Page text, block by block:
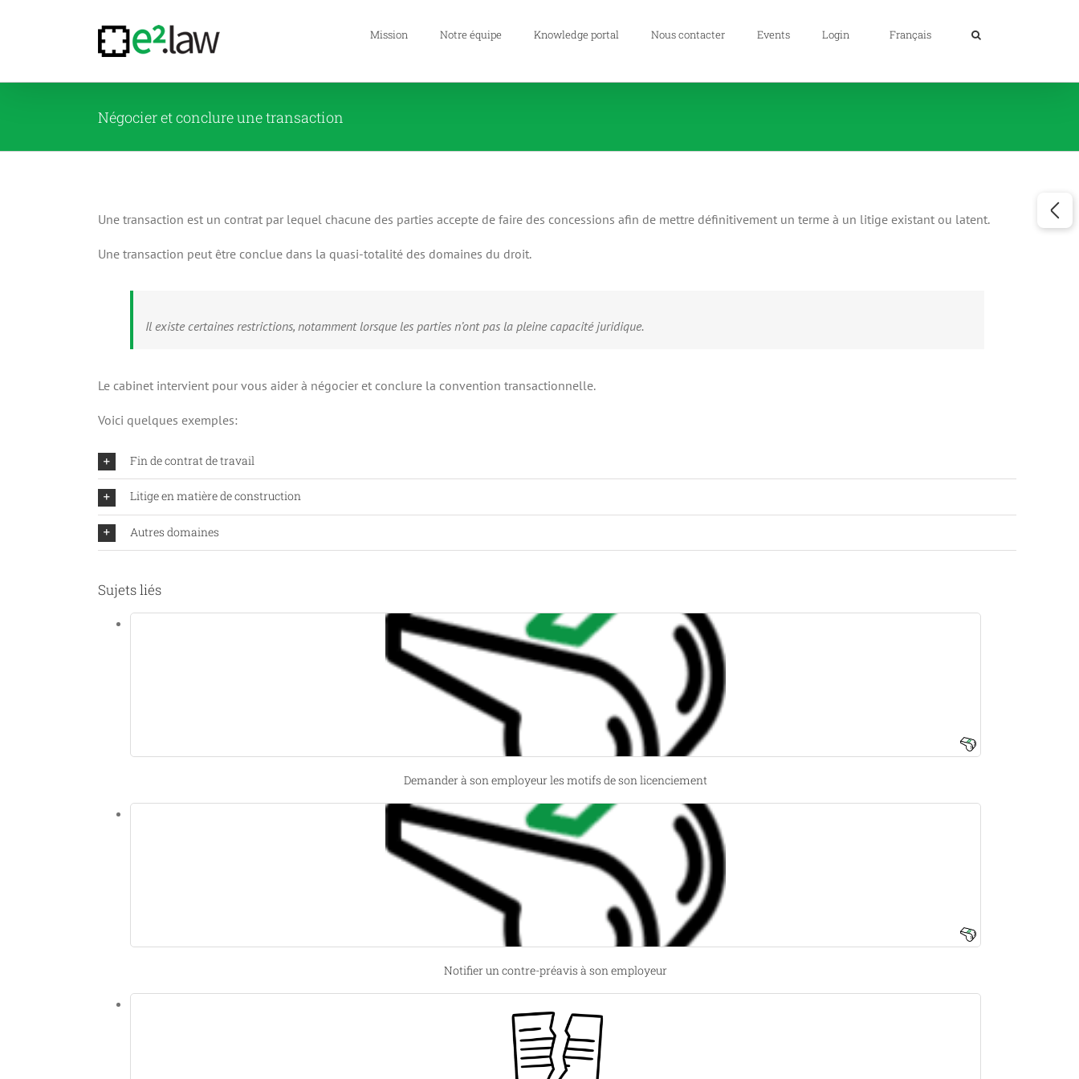
Mission Notre équipe Knowledge portal Nous contacter Events Login Français
Négocier et conclure une transaction
Une transaction est un contrat par lequel chacune des parties accepte de faire des concessions afin de mettre définitivement un terme à un litige existant ou latent.
Une transaction peut être conclue dans la quasi-totalité des domaines du droit.
Il existe certaines restrictions, notamment lorsque les parties n’ont pas la pleine capacité juridique.
Le cabinet intervient pour vous aider à négocier et conclure la convention transactionnelle.
Voici quelques exemples:
Fin de contrat de travail
Litige en matière de construction
Autres domaines
Sujets liés
Demander à son employeur les motifs de son licenciement
Notifier un contre-préavis à son employeur